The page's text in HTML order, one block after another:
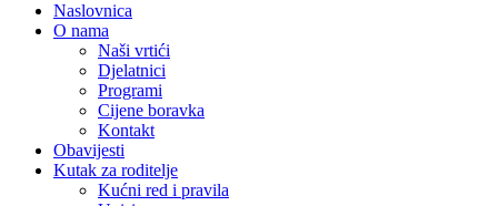
Naslovnica
O nama
Naši vrtići
Djelatnici
Programi
Cijene boravka
Kontakt
Obavijesti
Kutak za roditelje
Kućni red i pravila